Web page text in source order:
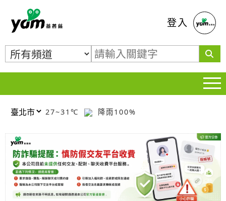
登入
27~31℃ 降雨100%